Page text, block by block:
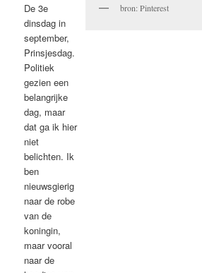
De 3e
dinsdag in
september,
Prinsjesdag.
Politiek
gezien een
belangrijke
dag, maar
dat ga ik hier
niet
belichten. Ik
ben
nieuwsgierig
naar de robe
van de
koningin,
maar vooral
naar de
bron: Pinterest